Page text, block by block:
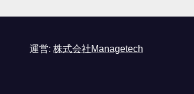
運営: 株式会社Managetech